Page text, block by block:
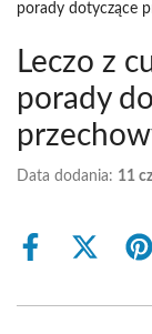
porady dotyczące
Leczo z
porady
Data dodania: 11
Share
Share
(Twitter)